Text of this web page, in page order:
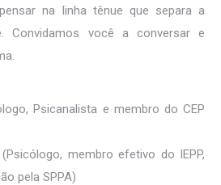
na linha tênue que separa a
Convidamos você a conversar e
Psicanalista e membro do CEP
(Psicólogo, membro efetivo do IEPP,
pela SPPA)